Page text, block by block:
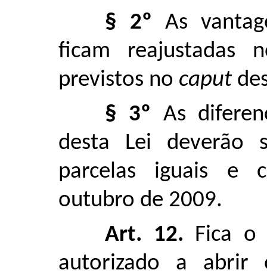
§ 2ºAs
ficam reajustadas
previstos no caput
§ 3º As
desta Lei deverão
parcelas iguais e
outubro de 2009.
Art. 12. Fica o
autorizado a abrir